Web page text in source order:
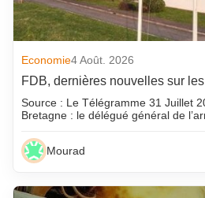
Economie4 Août. 2026
FDB, dernières nouvelles sur les
Source : Le Télégramme 31 Juillet
Bretagne : le délégué général de
Mourad